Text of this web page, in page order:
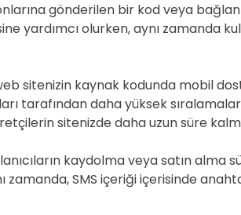
gönderilen bir kod veya
olurken, aynı zamanda
sitenizin kaynak kodunda mobil
daha yüksek sıralamalara
sitenizde daha uzun süre
kaydolma veya satın alma
zamanda, SMS içeriği içerisinde